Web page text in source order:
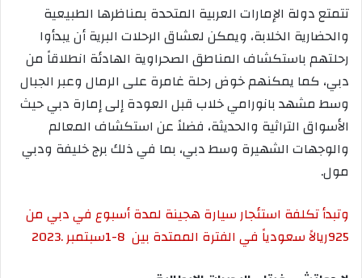
تتمتع دولة الإمارات العربية المتحدة بمناظرها الطبيعية
والحضارية الخلابة، ويمكن لعشاق الرحلات البرية أن يبدأوا
رحلتهم باستكشاف المناطق الصحراوية الهادئة انطلاقاً من
دبي، كما يمكنهم خوض رحلة غامرة على الرمال وعبر الجبال
وسط مشهد بانورامي خلاب قبل العودة إلى إمارة دبي حيث
الأسواق التراثية والحديثة، فضلاً عن استكشاف المعالم
والوجهات الشهيرة وسط دبي، بما في ذلك برج خليفة ودبي
مول.
وتبدأ تكلفة استئجار سيارة هجينة لمدة أسبوع في دبي من
925ريالاً سعودياً في الفترة الممتدة بين 1-8سبتمبر2023.